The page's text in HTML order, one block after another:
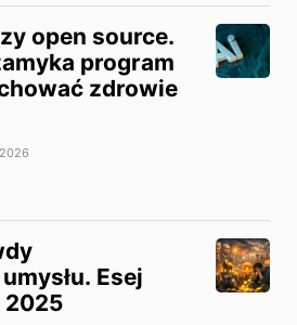
open source.
program
zdrowie
Esej
2025